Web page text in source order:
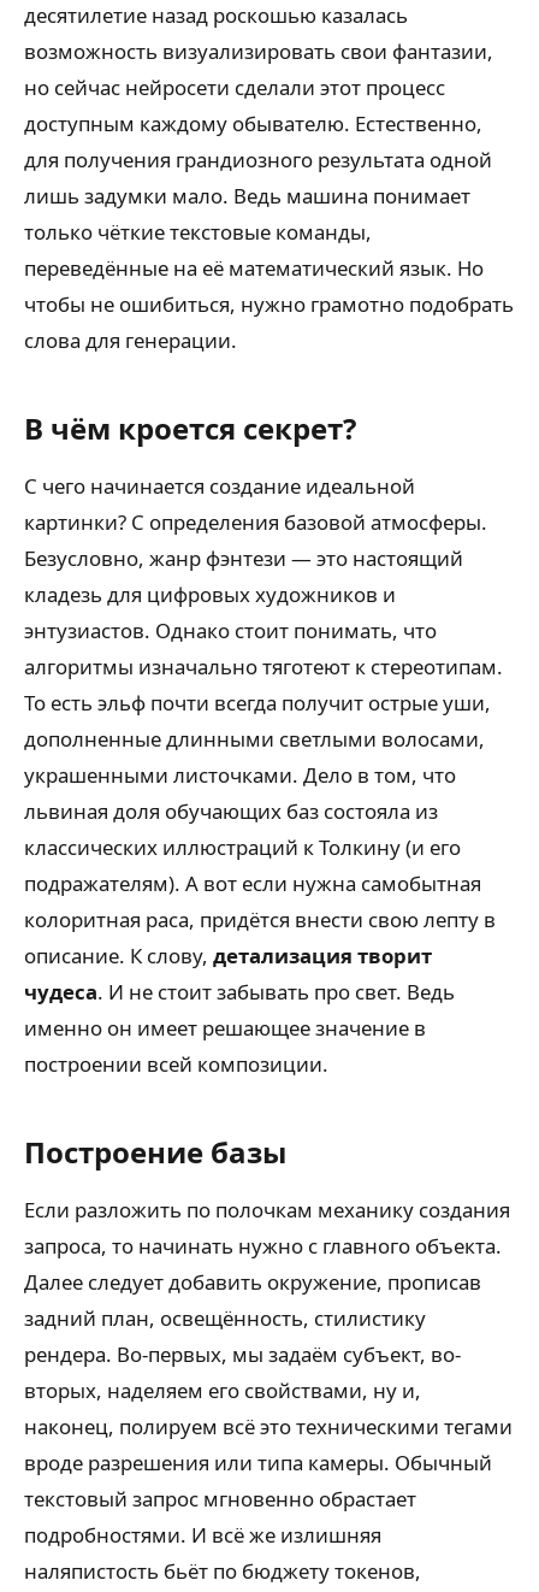
десятилетие назад роскошью казалась
возможность визуализировать свои фантазии,
но сейчас нейросети сделали этот процесс
доступным каждому обывателю. Естественно,
для получения грандиозного результата одной
лишь задумки мало. Ведь машина понимает
только чёткие текстовые команды,
переведённые на её математический язык. Но
чтобы не ошибиться, нужно грамотно подобрать
слова для генерации.
В чём кроется секрет?
С чего начинается создание идеальной
картинки? С определения базовой атмосферы.
Безусловно, жанр фэнтези — это настоящий
кладезь для цифровых художников и
энтузиастов. Однако стоит понимать, что
алгоритмы изначально тяготеют к стереотипам.
То есть эльф почти всегда получит острые уши,
дополненные длинными светлыми волосами,
украшенными листочками. Дело в том, что
львиная доля обучающих баз состояла из
классических иллюстраций к Толкину (и его
подражателям). А вот если нужна самобытная
колоритная раса, придётся внести свою лепту в
описание. К слову, детализация творит
чудеса. И не стоит забывать про свет. Ведь
именно он имеет решающее значение в
построении всей композиции.
Построение базы
Если разложить по полочкам механику создания
запроса, то начинать нужно с главного объекта.
Далее следует добавить окружение, прописав
задний план, освещённость, стилистику
рендера. Во-первых, мы задаём субъект, во-
вторых, наделяем его свойствами, ну и,
наконец, полируем всё это техническими тегами
вроде разрешения или типа камеры. Обычный
текстовый запрос мгновенно обрастает
подробностями. И всё же излишняя
наляпистость бьёт по бюджету токенов,